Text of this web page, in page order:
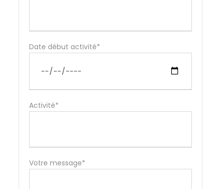
Date début activité*
Activité*
Votre message*